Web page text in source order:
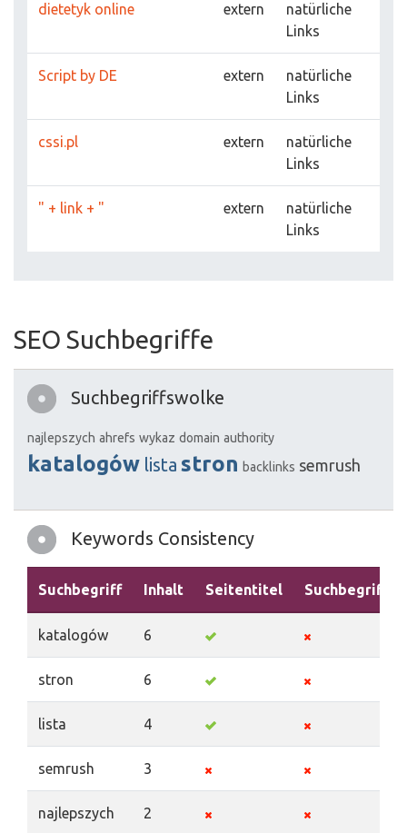
dietetyk online extern
natürliche
Links
Script by DE extern
natürliche
Links
cssi.pl extern
natürliche
Links
" + link + " extern
natürliche
Links
SEO Suchbegriffe
Suchbegriffswolke
najlepszych ahrefs wykaz domain authority
katalogów lista stron backlinks semrush
Keywords Consistency
Suchbegriff Inhalt Seitentitel Suchbegriffe
katalogów 6
stron 6
lista 4
semrush 3
najlepszych 2